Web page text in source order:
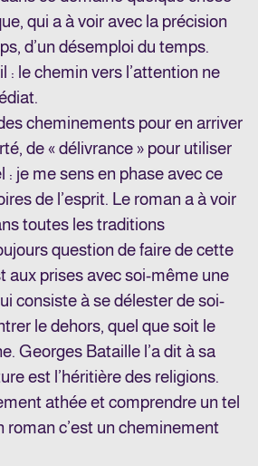
qui a à voir avec la précision
d’un désemploi du temps.
: le chemin vers l’attention ne
cheminements pour en arriver
de « délivrance » pour utiliser
: je me sens en phase avec ce
de l’esprit. Le roman a à voir
toutes les traditions
question de faire de cette
aux prises avec soi-même une
consiste à se délester de soi-
le dehors, quel que soit le
Georges Bataille l’a dit à sa
est l’héritière des religions.
athée et comprendre un tel
roman c’est un cheminement